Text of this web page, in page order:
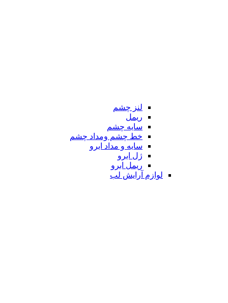
لنز چشم
ریمل
سایه چشم
خط چشم ومداد چشم
سایه و مداد ابرو
ژل ابرو
ریمل ابرو
لوازم آرایش لب